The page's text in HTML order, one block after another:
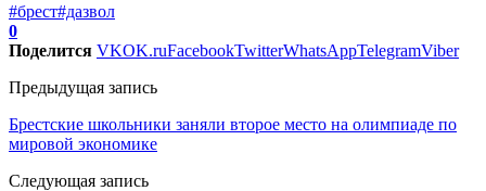
#брест#дазвол
0
Поделится VKOK.ruFacebookTwitterWhatsAppTelegramViber
Предыдущая запись
Брестские школьники заняли второе место на олимпиаде по
мировой экономике
Следующая запись